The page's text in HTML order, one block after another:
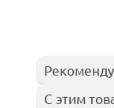
С этим